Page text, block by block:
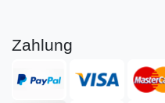
Zahlung